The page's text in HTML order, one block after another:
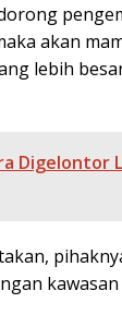
akan
lebih
Digelontor